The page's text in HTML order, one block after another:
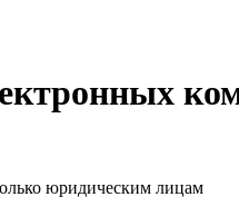
юридическим лицам